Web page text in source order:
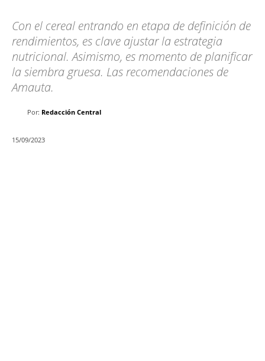
Con el cereal entrando en etapa de definición de
rendimientos, es clave ajustar la estrategia
nutricional. Asimismo, es momento de planificar
la siembra gruesa. Las recomendaciones de
Amauta.
Por: Redacción Central
15/09/2023